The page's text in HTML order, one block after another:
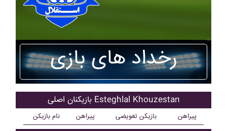
رخداد های بازی
بازیکنان اصلی Esteghlal Khouzestan
نام بازیکن پیراهن بازیکن تعویضی پیراهن